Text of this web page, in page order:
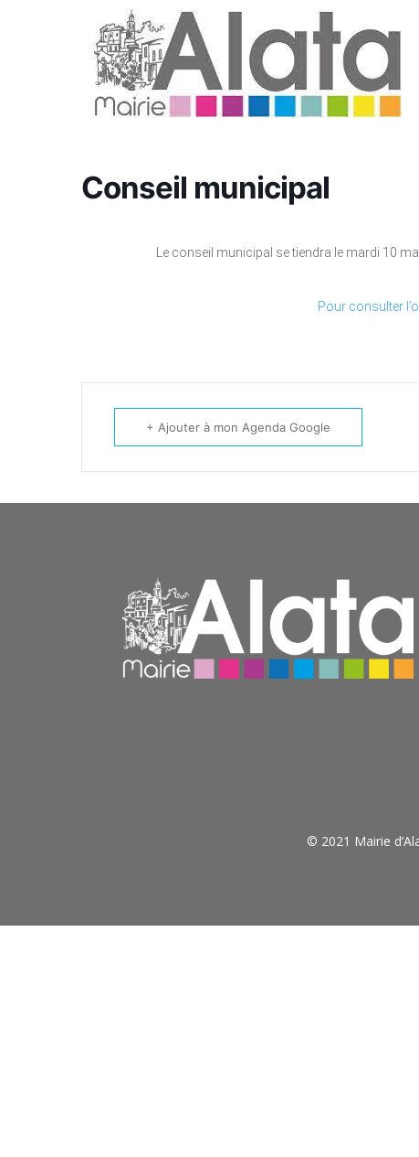
Conseil municipal
Le conseil municipal se tiendra le mardi 10
Pour consulter
+ Ajouter à mon Agenda Google
© 2021 Mairie